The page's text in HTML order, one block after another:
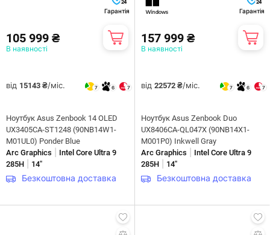
24
Гарантія
105 999 ₴
В наявності
від 15143 ₴/міс. 7 6 7
Ноутбук Asus Zenbook 14 OLED
UX3405CA-ST1248 (90NB14W1-
M01UL0) Ponder Blue
Arc Graphics
Intel Core Ultra 9
285H
14"
Безкоштовна доставка
24
Гарантія
157 999 ₴
В наявності
від 22572 ₴/міс. 7 6 7
Ноутбук Asus Zenbook Duo
UX8406CA-QL047X (90NB14X1-
M001P0) Inkwell Gray
Arc Graphics
Intel Core Ultra 9
285H
14"
Безкоштовна доставка